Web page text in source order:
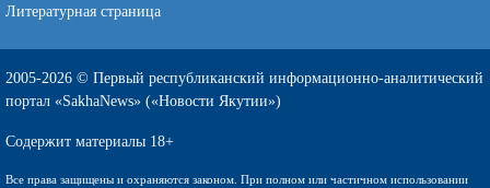
Литературная страница
2005-2026 © Первый республиканский информационно-аналитический
портал «SakhaNews» («Новости Якутии»)
Содержит материалы 18+
Все права защищены и охраняются законом. При полном или частичном использовании